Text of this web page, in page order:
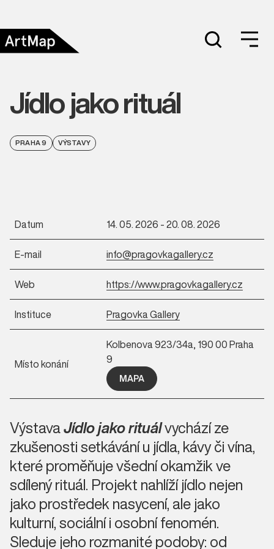
Jídlo jako rituál
PRAHA 9 VÝSTAVY
Datum 14. 05. 2026 - 20. 08. 2026
E-mail info@pragovkagallery.cz
Web https://www.pragovkagallery.cz
Instituce Pragovka Gallery
Místo konání
Kolbenova 923/34a, 190 00 Praha
9
MAPA
VýstavaJídlo jako rituálvychází ze
zkušenosti setkávání u jídla, kávy či vína,
které proměňuje všední okamžik ve
sdílený rituál. Projekt nahlíží jídlo nejen
jako prostředek nasycení, ale jako
kulturní, sociální i osobní fenomén.
Sleduje jeho rozmanité podoby: od